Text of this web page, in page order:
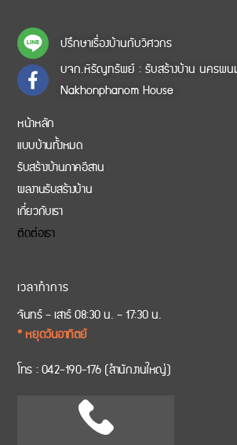
ปรึกษาเรื่องบ้านกับวิศวกร
บจก.หิรัญทรัพย์ : รับสร้างบ้าน นครพ
Nakhonphanom House
หน้าหลัก
แบบบ้านทั้งหมด
รับสร้างบ้านภาคอีสาน
ผลงานรับสร้างบ้าน
เกี่ยวกับเรา
ติดต่อเรา
เวลาทำการ
จันทร์ – เสาร์ 08:30 น. – 17:30 น.
* หยุดวันอาทิตย์
โทร :042-190-176(สำนักงานใหญ่)